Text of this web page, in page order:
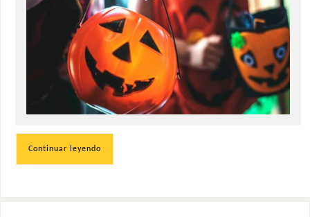
Continuar leyendo